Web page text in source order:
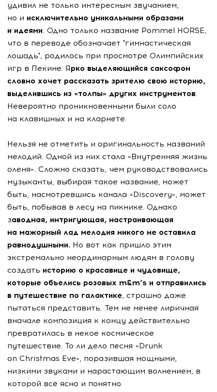
удивил не только интересным звучанием,
но и исключительно уникальными образами
и идеями. Одно только название Pommel HORSE,
что в переводе обозначает "гимнастическая
лошадь", родилось при просмотре Олимпийских
игр в Пекине. Ярко выделяющийся саксофон
словно хочет рассказать зрителю свою историю,
выделившись из «толпы» других инструментов.
Невероятно проникновенными были соло
на клавишных и на кларнете.
Нельзя не отметить и оригинальность названий
мелодий. Одной из них стала «Внутренняя жизнь
оленя». Сложно сказать, чем руководствовались
музыканты, выбирая такое название, может
быть, насмотревшись канала «Discovery», может
быть, побывав в лесу на пикнике. Однако
заводная, интригующая, настраивающая
на мажорный лад мелодия никого не оставила
равнодушными. Но вот как пришло этим
экстремально неординарным людям в голову
создать историю о красавице и чудовище,
которые объелись розовых m&m’s и отправились
в путешествие по галактике, страшно даже
пытаться представить. Тем не менее лиричная
вначале композиция к концу действительно
превратилась в некое космическое
путешествие. То ли дело песня «Drunk
on Christmas Eve», поразившая мощными,
низкими звуками и нарастающим волнением, в
которой всё ясно и понятно.